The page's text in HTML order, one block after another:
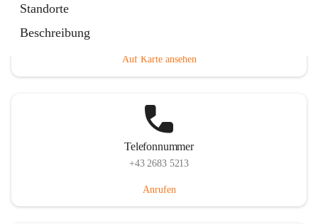
Standorte
Beschreibung
Auf Karte ansehen
Telefonnummer
+43 2683 5213
Anrufen